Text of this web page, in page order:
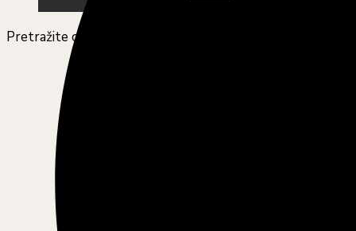
Pretražite ovu web stranicu